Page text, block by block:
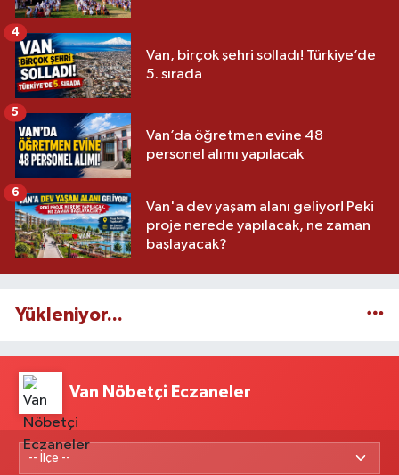
Van, birçok şehri solladı! Türkiye’de
5. sırada
4
Van’da öğretmen evine 48
personel alımı yapılacak
5
Van'a dev yaşam alanı geliyor! Peki
proje nerede yapılacak, ne zaman
başlayacak?
6
Yükleniyor...
Van Nöbetçi Eczaneler